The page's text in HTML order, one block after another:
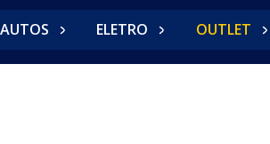
AUTOS ELETRO OUTLET